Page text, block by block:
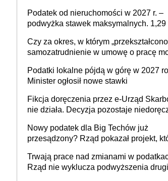
Podatek od nieruchomości w 2027 r. –
podwyżka stawek maksymalnych. 1,29
budynków i lokali związanych z
prowadzeniem działalności
Czy za okres, w którym
samozatrudnienie w umowę o pracę
umowy cywilnoprawnej jedynym
racjonalnym wyjściem
Podatki lokalne pójdą w górę w 2027
Minister ogłosił nowe stawki
Fikcja doręczenia przez e-Urząd
nie działa. Decyzja pozostaje
Nowy podatek dla Big Techów już
przesądzony? Rząd pokazał projekt,
Trwają prace nad zmianami w
Rząd nie wyklucza podwyższenia